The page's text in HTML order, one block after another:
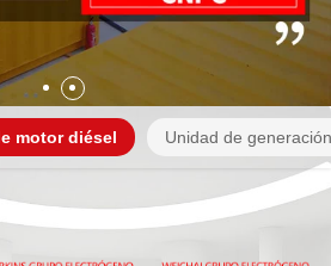
motor diésel Unidad de